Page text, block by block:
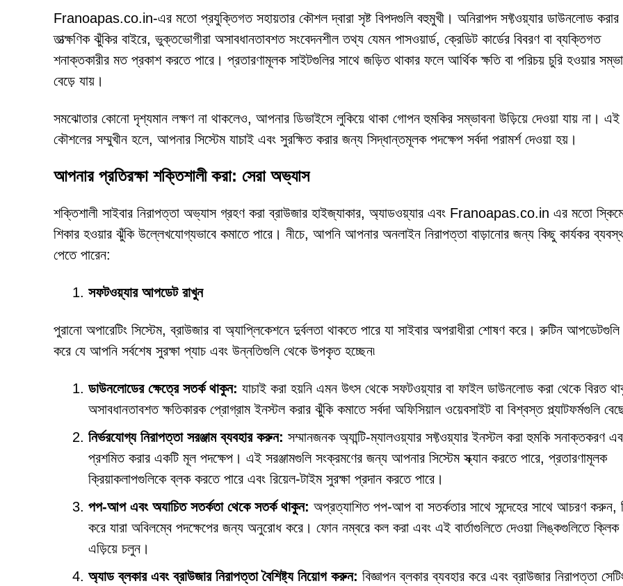
Franoapas.co.in-এর মতো প্রযুক্তিগত সহায়তার কৌশল দ্বারা সৃষ্ট বিপদগুলি বহুমুখী। অনিরাপদ সফ্টওয়্যার ডাউনলোড করার
তাত্ক্ষণিক ঝুঁকির বাইরে, ভুক্তভোগীরা অসাবধানতাবশত সংবেদনশীল তথ্য যেমন পাসওয়ার্ড, ক্রেডিট কার্ডের বিবরণ বা ব্যক্তিগত
শনাক্তকারীর মত প্রকাশ করতে পারে। প্রতারণামূলক সাইটগুলির সাথে জড়িত থাকার ফলে আর্থিক ক্ষতি বা পরিচয় চুরি হওয়ার
বেড়ে যায়।
সমঝোতার কোনো দৃশ্যমান লক্ষণ না থাকলেও, আপনার ডিভাইসে লুকিয়ে থাকা গোপন হুমকির সম্ভাবনা উড়িয়ে দেওয়া যায় না। এই
কৌশলের সম্মুখীন হলে, আপনার সিস্টেম যাচাই এবং সুরক্ষিত করার জন্য সিদ্ধান্তমূলক পদক্ষেপ সর্বদা পরামর্শ দেওয়া হয়।
আপনার প্রতিরক্ষা শক্তিশালী করা: সেরা অভ্যাস
শক্তিশালী সাইবার নিরাপত্তা অভ্যাস গ্রহণ করা ব্রাউজার হাইজ্যাকার, অ্যাডওয়্যার এবং Franoapas.co.in এর মতো
শিকার হওয়ার ঝুঁকি উল্লেখযোগ্যভাবে কমাতে পারে। নীচে, আপনি আপনার অনলাইন নিরাপত্তা বাড়ানোর জন্য কিছু কার্যকর
পেতে পারেন:
সফটওয়্যার আপডেট রাখুন
পুরানো অপারেটিং সিস্টেম, ব্রাউজার বা অ্যাপ্লিকেশনে দুর্বলতা থাকতে পারে যা সাইবার অপরাধীরা শোষণ করে। রুটিন আপডেটগুলি
করে যে আপনি সর্বশেষ সুরক্ষা প্যাচ এবং উন্নতিগুলি থেকে উপকৃত হচ্ছেন৷
ডাউনলোডের ক্ষেত্রে সতর্ক থাকুন: যাচাই করা হয়নি এমন উৎস থেকে সফটওয়্যার বা ফাইল ডাউনলোড করা থেকে বিরত
অসাবধানতাবশত ক্ষতিকারক প্রোগ্রাম ইনস্টল করার ঝুঁকি কমাতে সর্বদা অফিসিয়াল ওয়েবসাইট বা বিশ্বস্ত প্ল্যাটফর্মগুলি
নির্ভরযোগ্য নিরাপত্তা সরঞ্জাম ব্যবহার করুন: সম্মানজনক অ্যান্টি-ম্যালওয়্যার সফ্টওয়্যার ইনস্টল করা হুমকি সনাক্তকরণ
প্রশমিত করার একটি মূল পদক্ষেপ। এই সরঞ্জামগুলি সংক্রমণের জন্য আপনার সিস্টেম স্ক্যান করতে পারে, প্রতারণামূলক
ক্রিয়াকলাপগুলিকে ব্লক করতে পারে এবং রিয়েল-টাইম সুরক্ষা প্রদান করতে পারে।
পপ-আপ এবং অযাচিত সতর্কতা থেকে সতর্ক থাকুন: অপ্রত্যাশিত পপ-আপ বা সতর্কতার সাথে সন্দেহের সাথে আচরণ করুন,
করে যারা অবিলম্বে পদক্ষেপের জন্য অনুরোধ করে। ফোন নম্বরে কল করা এবং এই বার্তাগুলিতে দেওয়া লিঙ্কগুলিতে ক্লিক
এড়িয়ে চলুন।
অ্যাড ব্লকার এবং ব্রাউজার নিরাপত্তা বৈশিষ্ট্য নিয়োগ করুন: বিজ্ঞাপন ব্লকার ব্যবহার করে এবং ব্রাউজার নিরাপত্তা